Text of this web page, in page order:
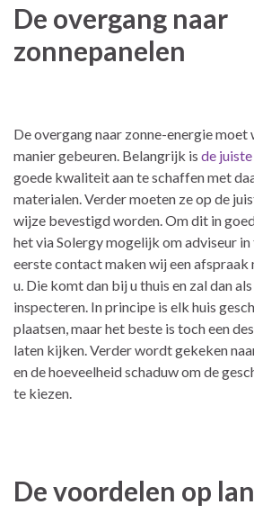
De overgang naar
zonnepanelen
De overgang naar zonne-energie moet
manier gebeuren. Belangrijk is de
goede kwaliteit aan te schaffen met
materialen. Verder moeten ze op de
wijze bevestigd worden. Om dit in
het via Solergy mogelijk om adviseur in
eerste contact maken wij een afspraak
u. Die komt dan bij u thuis en zal dan
inspecteren. In principe is elk huis
plaatsen, maar het beste is toch een
laten kijken. Verder wordt gekeken
en de hoeveelheid schaduw om de
te kiezen.
De voordelen op